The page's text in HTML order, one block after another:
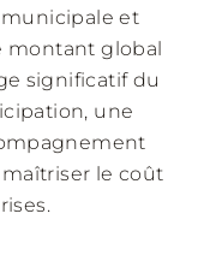
municipale et
montant global
significatif du
une
le coût